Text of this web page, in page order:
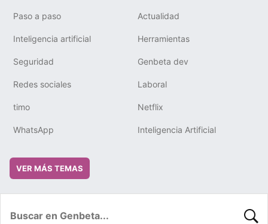
Paso a paso Actualidad
Inteligencia artificial Herramientas
Seguridad Genbeta dev
Redes sociales Laboral
timo Netflix
WhatsApp Inteligencia Artificial
VER MÁS TEMAS